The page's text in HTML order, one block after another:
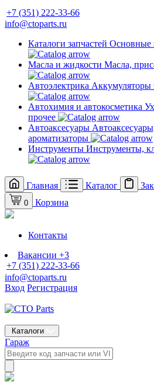
+7 (351) 222-33-66
info@ctoparts.ru
Каталоги запчастей Основные
Масла и жидкости Масла,
Автоэлектрика Аккумуляторы
Автохимия и автокосметика
прочее
Автоаксесуары
ароматизаторы
Инструменты Инструменты,
Главная Каталог
0 Корзина
Контакты
Вакансии +3
+7 (351) 222-33-66
info@ctoparts.ru
Вход Регистрация
Каталоги
Гараж